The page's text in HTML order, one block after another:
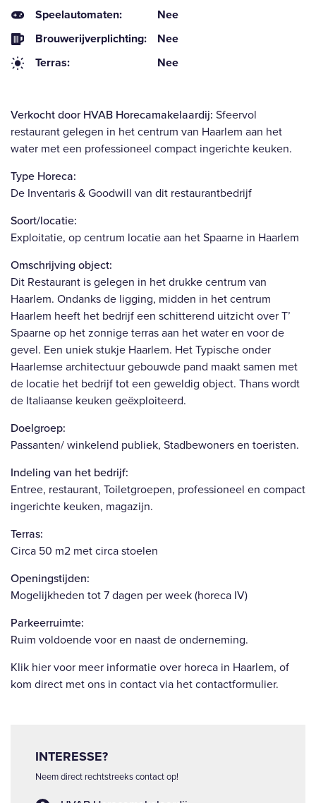
Speelautomaten:
Nee
Brouwerijverplichting:
Nee
Terras:
Nee
Verkocht door HVAB Horecamakelaardij: Sfeervol
restaurant gelegen in het centrum van Haarlem aan het
water met een professioneel compact ingerichte keuken.
Type Horeca:
De Inventaris & Goodwill van dit restaurantbedrijf
Soort/locatie:
Exploitatie, op centrum locatie aan het Spaarne in Haarlem
Omschrijving object:
Dit Restaurant is gelegen in het drukke centrum van
Haarlem. Ondanks de ligging, midden in het centrum
Haarlem heeft het bedrijf een schitterend uitzicht over T’
Spaarne op het zonnige terras aan het water en voor de
gevel. Een uniek stukje Haarlem. Het Typische onder
Haarlemse architectuur gebouwde pand maakt samen met
de locatie het bedrijf tot een geweldig object. Thans wordt
de Italiaanse keuken geëxploiteerd.
Doelgroep:
Passanten/ winkelend publiek, Stadbewoners en toeristen.
Indeling van het bedrijf:
Entree, restaurant, Toiletgroepen, professioneel en compact
ingerichte keuken, magazijn.
Terras:
Circa 50 m2 met circa stoelen
Openingstijden:
Mogelijkheden tot 7 dagen per week (horeca IV)
Parkeerruimte:
Ruim voldoende voor en naast de onderneming.
Klik hier voor meer informatie over horeca in Haarlem, of
kom direct met ons in contact via het contactformulier.
INTERESSE?
Neem direct rechtstreeks contact op!